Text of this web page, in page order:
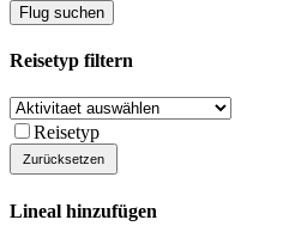
Flug suchen
Reisetyp filtern
Reisetyp
Lineal hinzufügen